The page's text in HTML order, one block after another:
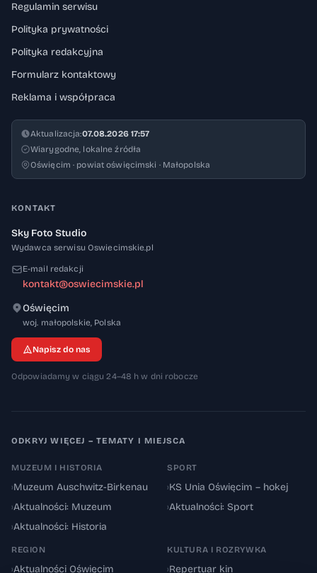
Regulamin serwisu
Polityka prywatności
Polityka redakcyjna
Formularz kontaktowy
Reklama i współpraca
Aktualizacja:07.08.2026 17:57
Wiarygodne, lokalne źródła
Oświęcim · powiat oświęcimski · Małopolska
KONTAKT
Sky Foto Studio
Wydawca serwisu Oswiecimskie.pl
E-mail redakcji
kontakt@oswiecimskie.pl
Oświęcim
woj. małopolskie, 32-600
Polska
Napisz do nas
Odpowiadamy w ciągu 24–48 h w dni robocze
ODKRYJ WIĘCEJ – TEMATY I MIEJSCA
MUZEUM I HISTORIA
›Muzeum Auschwitz-Birkenau
›Aktualności: Muzeum
›Aktualności: Historia
SPORT
›KS Unia Oświęcim – hokej
›Aktualności: Sport
REGION
›Aktualności Oświęcim
KULTURA I ROZRYWKA
›Repertuar kin